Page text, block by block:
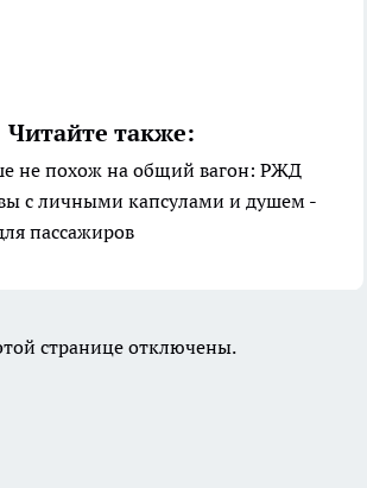
Читайте также:
не похож на общий вагон: РЖД
с личными капсулами и душем -
пассажиров
странице отключены.